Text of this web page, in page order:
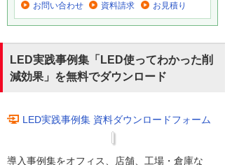
お問い合わせ 資料請求 お見積り
LED実践事例集「LED使ってわかった削
減効果」を無料でダウンロード
LED実践事例集 資料ダウンロードフォーム
導入事例集をオフィス、店舗、工場・倉庫な